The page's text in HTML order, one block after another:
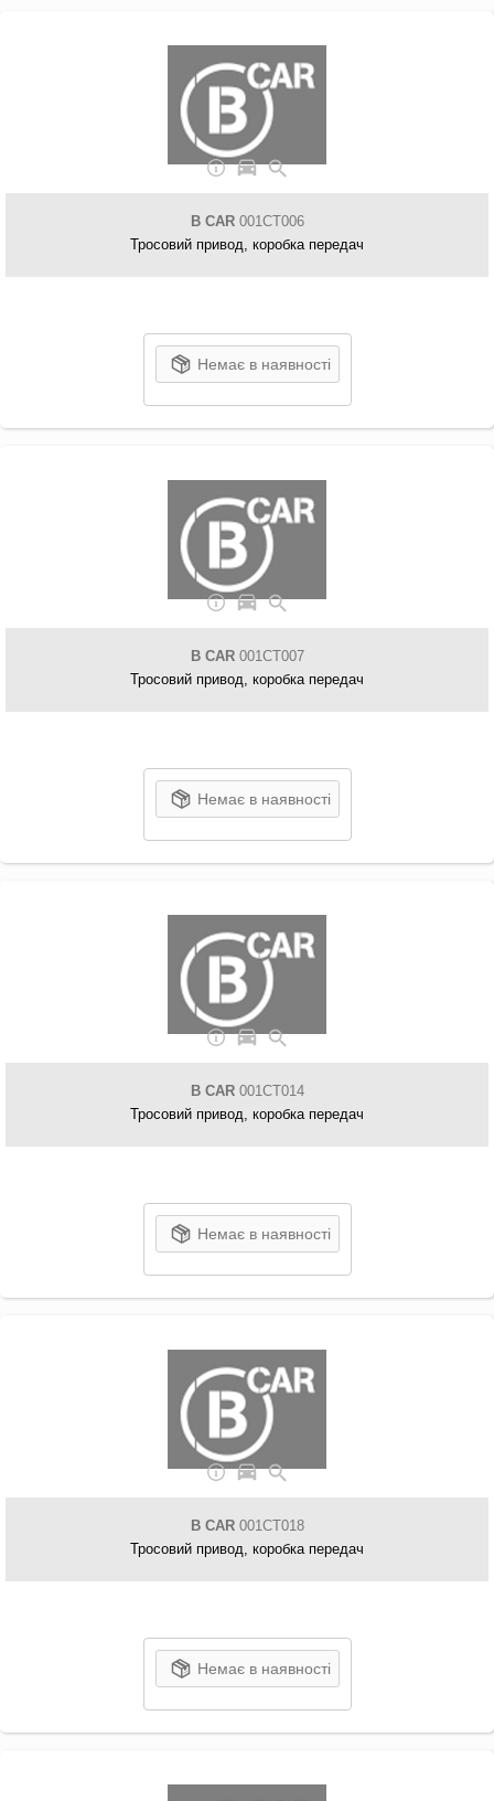
B CAR001CT006
Тросовий привод, коробка передач
Немає в наявності
B CAR001CT007
Тросовий привод, коробка передач
Немає в наявності
B CAR001CT014
Тросовий привод, коробка передач
Немає в наявності
B CAR001CT018
Тросовий привод, коробка передач
Немає в наявності